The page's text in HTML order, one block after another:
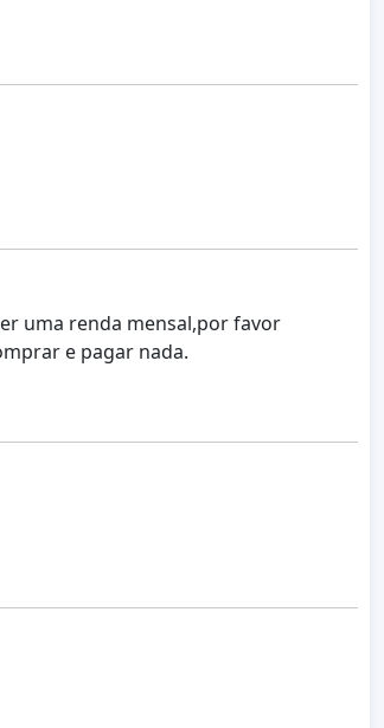
uma renda mensal,por favor
e pagar nada.